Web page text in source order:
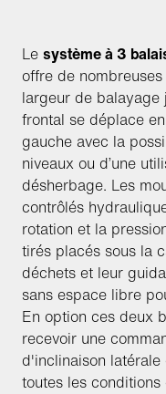
Le système à 3
offre de
largeur de balayage
frontal se déplace
gauche avec la
niveaux ou d’une
désherbage. Les
contrôlés
rotation et la
tirés placés sous la
déchets et leur
sans espace libre
En option ces deux
recevoir une
d'inclinaison
toutes les